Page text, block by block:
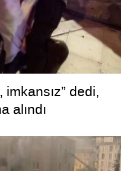
dedi,
alındı